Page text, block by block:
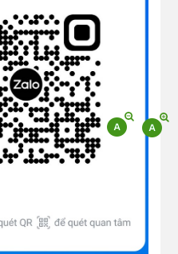
góp ý, tuyên truyền dự
sự (sửa đổi) và Luật Tổ
tra (sửa đổi)
vi phạm vi định giao
Nghị định 168
kiện đại hội Đảng bộ